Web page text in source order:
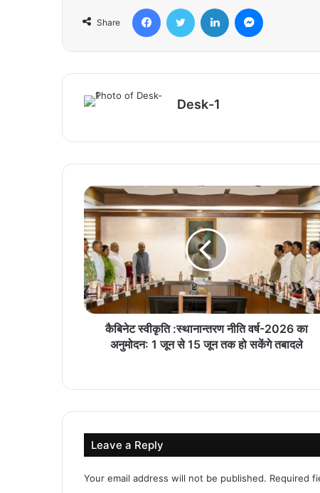
Share
Desk-1
कैबिनेट स्वीकृति :स्थानान्तरण नीति वर्ष-2026 का
अनुमोदन: 1 जून से 15 जून तक हो सकेंगे तबादले
Leave a Reply
Your email address will not be published. Required